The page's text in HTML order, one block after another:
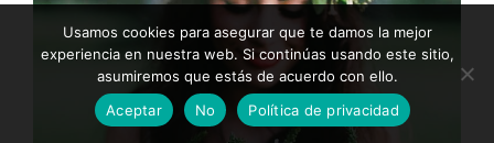
Usamos cookies para asegurar que te damos la mejor
experiencia en nuestra web. Si continúas usando este sitio,
asumiremos que estás de acuerdo con ello.
Aceptar
No Política de privacidad